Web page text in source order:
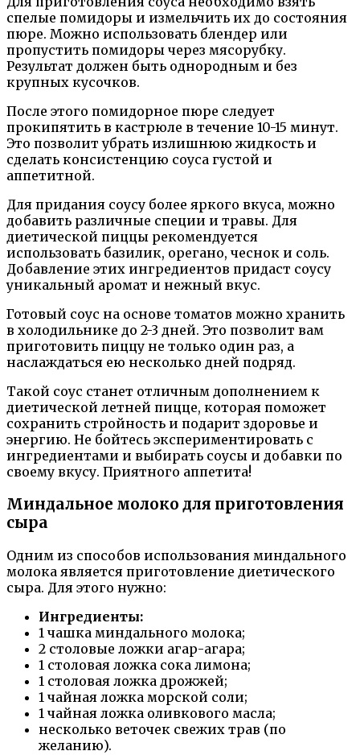
спелые помидоры и измельчить их до состояния
пюре. Можно использовать блендер или
пропустить помидоры через мясорубку.
Результат должен быть однородным и без
крупных кусочков.
После этого помидорное пюре следует
прокипятить в кастрюле в течение 10-15 минут.
Это позволит убрать излишнюю жидкость и
сделать консистенцию соуса густой и
аппетитной.
Для придания соусу более яркого вкуса, можно
добавить различные специи и травы. Для
диетической пиццы рекомендуется
использовать базилик, орегано, чеснок и соль.
Добавление этих ингредиентов придаст соусу
уникальный аромат и нежный вкус.
Готовый соус на основе томатов можно хранить
в холодильнике до 2-3 дней. Это позволит вам
приготовить пиццу не только один раз, а
наслаждаться ею несколько дней подряд.
Такой соус станет отличным дополнением к
диетической летней пицце, которая поможет
сохранить стройность и подарит здоровье и
энергию. Не бойтесь экспериментировать с
ингредиентами и выбирать соусы и добавки по
своему вкусу. Приятного аппетита!
Миндальное молоко для приготовления
сыра
Одним из способов использования миндального
молока является приготовление диетического
сыра. Для этого нужно:
Ингредиенты:
1 чашка миндального молока;
2 столовые ложки агар-агара;
1 столовая ложка сока лимона;
1 столовая ложка дрожжей;
1 чайная ложка морской соли;
1 чайная ложка оливкового масла;
несколько веточек свежих трав (по
желанию).